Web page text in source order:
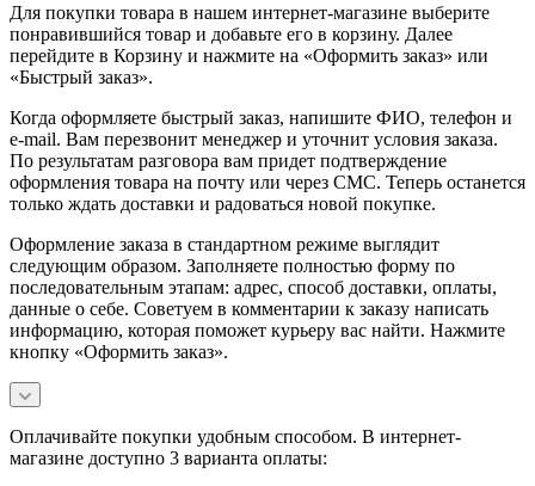
Для покупки товара в нашем интернет-магазине выберите
понравившийся товар и добавьте его в корзину. Далее
перейдите в Корзину и нажмите на «Оформить заказ» или
«Быстрый заказ».
Когда оформляете быстрый заказ, напишите ФИО, телефон и
e-mail. Вам перезвонит менеджер и уточнит условия заказа.
По результатам разговора вам придет подтверждение
оформления товара на почту или через СМС. Теперь останется
только ждать доставки и радоваться новой покупке.
Оформление заказа в стандартном режиме выглядит
следующим образом. Заполняете полностью форму по
последовательным этапам: адрес, способ доставки, оплаты,
данные о себе. Советуем в комментарии к заказу написать
информацию, которая поможет курьеру вас найти. Нажмите
кнопку «Оформить заказ».
Оплачивайте покупки удобным способом. В интернет-
магазине доступно 3 варианта оплаты: